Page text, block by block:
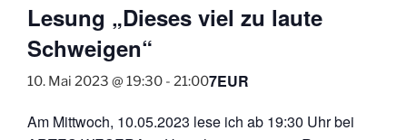
Lesung „Dieses viel zu laute
Schweigen“
10. Mai 2023 @ 19:30 - 21:007EUR
Am Mittwoch, 10.05.2023 lese ich ab 19:30 Uhr bei